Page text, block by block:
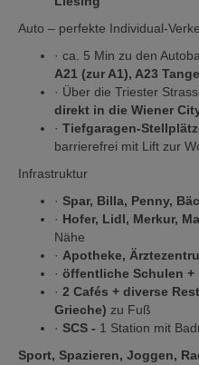
Auto – perfekte Individual-
· ca. 5 Min zu den
A21 (zur A1), A23
· Über die Triester
direkt in die Wiener
· Tiefgaragen-
barrierefrei mit Lift zur
Infrastruktur
· Spar, Billa, Penny,
· Hofer, Lidl, Merkur,
Nähe
· Apotheke,
· öffentliche Schulen +
· 2 Cafés + diverse
Grieche) zu Fuß
· SCS - 1 Station mit
Sport, Spazieren, Joggen,